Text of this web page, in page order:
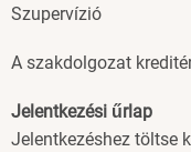
Szupervízió
A szakdolgozat
Jelentkezési űrlap
Jelentkezéshez töltse